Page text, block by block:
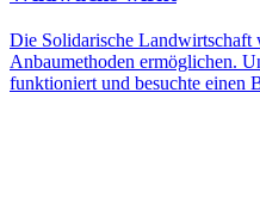
Die Solidarische Landwirtschaft
Anbaumethoden ermöglichen.
funktioniert und besuchte einen